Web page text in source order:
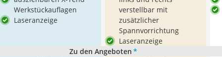
Werkstückauflagen
Laseranzeige
verstellbar mit
zusätzlicher
Spannvorrichtung
Laseranzeige
Zu den Angeboten *